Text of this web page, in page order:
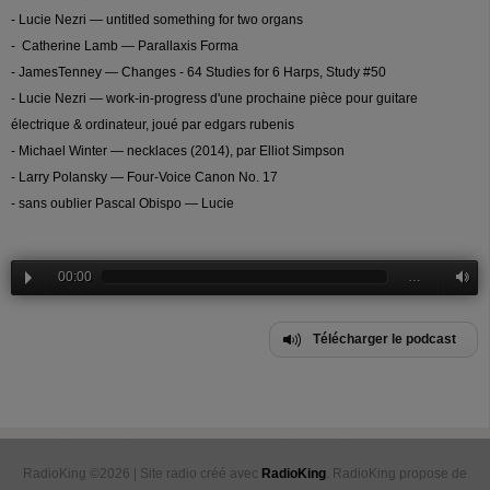
- Lucie Nezri — untitled something for two organs
- Catherine Lamb — Parallaxis Forma
- JamesTenney — Changes - 64 Studies for 6 Harps, Study #50
- Lucie Nezri — work-in-progress d'une prochaine pièce pour guitare
électrique & ordinateur, joué par edgars rubenis
- Michael Winter — necklaces (2014), par Elliot Simpson
- Larry Polansky — Four-Voice Canon No. 17
- sans oublier Pascal Obispo — Lucie
00:00
Télécharger le podcast
RadioKing ©2026 | Site radio créé avec RadioKing . RadioKing propose de